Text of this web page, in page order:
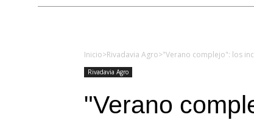
Inicio>Rivadavia Agro>
Rivadavia Agro
"Verano